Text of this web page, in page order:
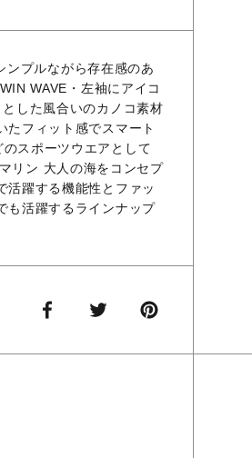
ンプルながら存在感のあ
WAVE・左袖にアイコ
した風合いのカノコ素材
たフィット感でスマート
スポーツウエアとして
リン 大人の海をコンセプ
活躍する機能性とファッ
も活躍するラインナップ